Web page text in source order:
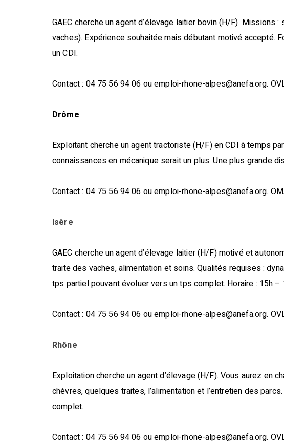
GAEC cherche un agent d’élevage laitier bovin (H/F). Missions
vaches). Expérience souhaitée mais débutant motivé accepté.
un CDI.
Contact : 04 75 56 94 06 ou emploi-rhone-alpes@anefa.org.
Drôme
Exploitant cherche un agent tractoriste (H/F) en CDI à temps
connaissances en mécanique serait un plus. Une plus grande
Contact : 04 75 56 94 06 ou emploi-rhone-alpes@anefa.org.
Isère
GAEC cherche un agent d’élevage laitier (H/F) motivé et
traite des vaches, alimentation et soins. Qualités requises :
tps partiel pouvant évoluer vers un tps complet. Horaire : 15h –
Contact : 04 75 56 94 06 ou emploi-rhone-alpes@anefa.org.
Rhône
Exploitation cherche un agent d’élevage (H/F). Vous aurez en
chèvres, quelques traites, l’alimentation et l’entretien des
complet.
Contact : 04 75 56 94 06 ou emploi-rhone-alpes@anefa.org.